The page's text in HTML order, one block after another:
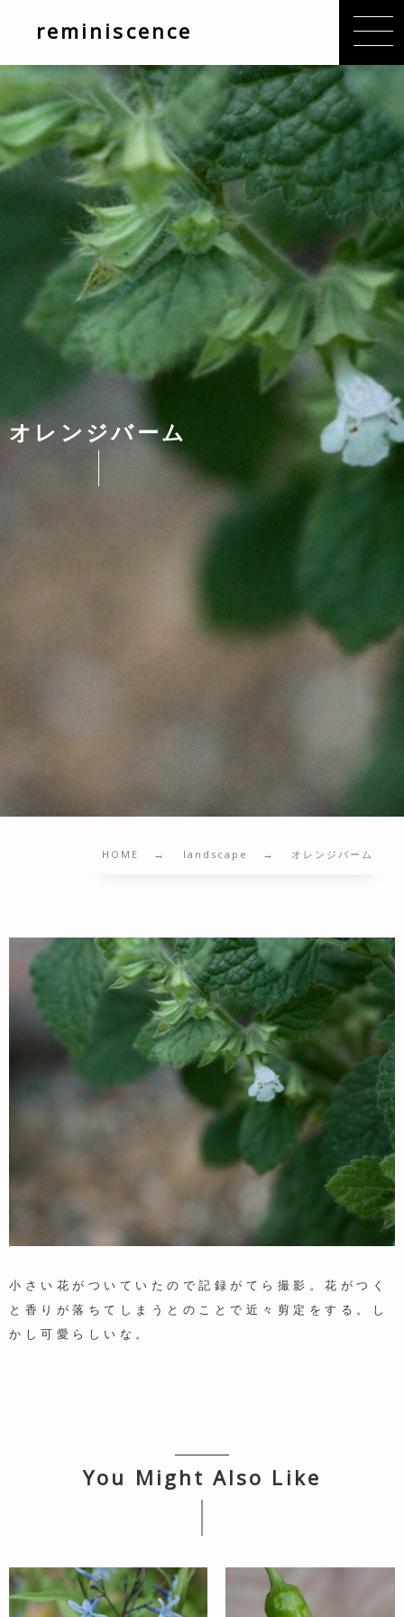
reminiscence
オレンジバーム
HOME landscape オレンジバーム
小さい花がついていたので記録がてら撮影。花がつく
と香りが落ちてしまうとのことで近々剪定をする。し
かし可愛らしいな。
You Might Also Like